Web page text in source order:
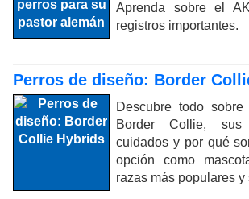
Aprenda sobre el
registros importantes.
Perros de diseño: Border
Descubre todo
Border Collie, sus
cuidados y por qué
opción como
razas más populares